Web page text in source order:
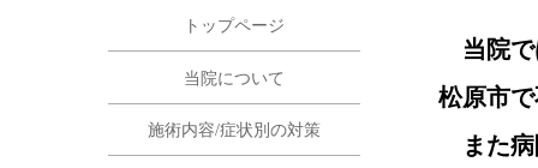
当院
松原市
また
トップページ
当院について
施術内容/症状別の対策